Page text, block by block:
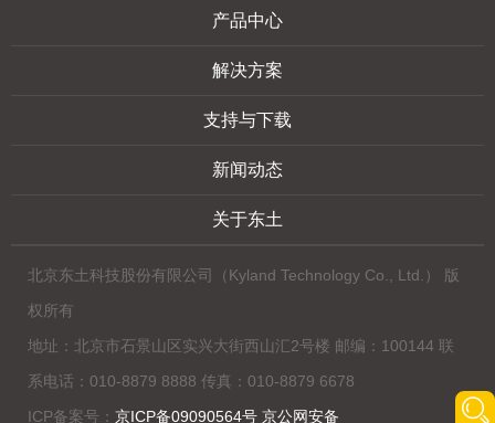
产品中心
解决方案
支持与下载
新闻动态
关于东土
北京东土科技股份有限公司（Kyland Technology Co., Ltd.） 版
权所有
地址：北京市石景山区实兴大街西山汇2号楼 邮编：100144 联
系电话：010-8879 8888 传真：010-8879 6678
ICP备案号： 京ICP备09090564号 京公网安备